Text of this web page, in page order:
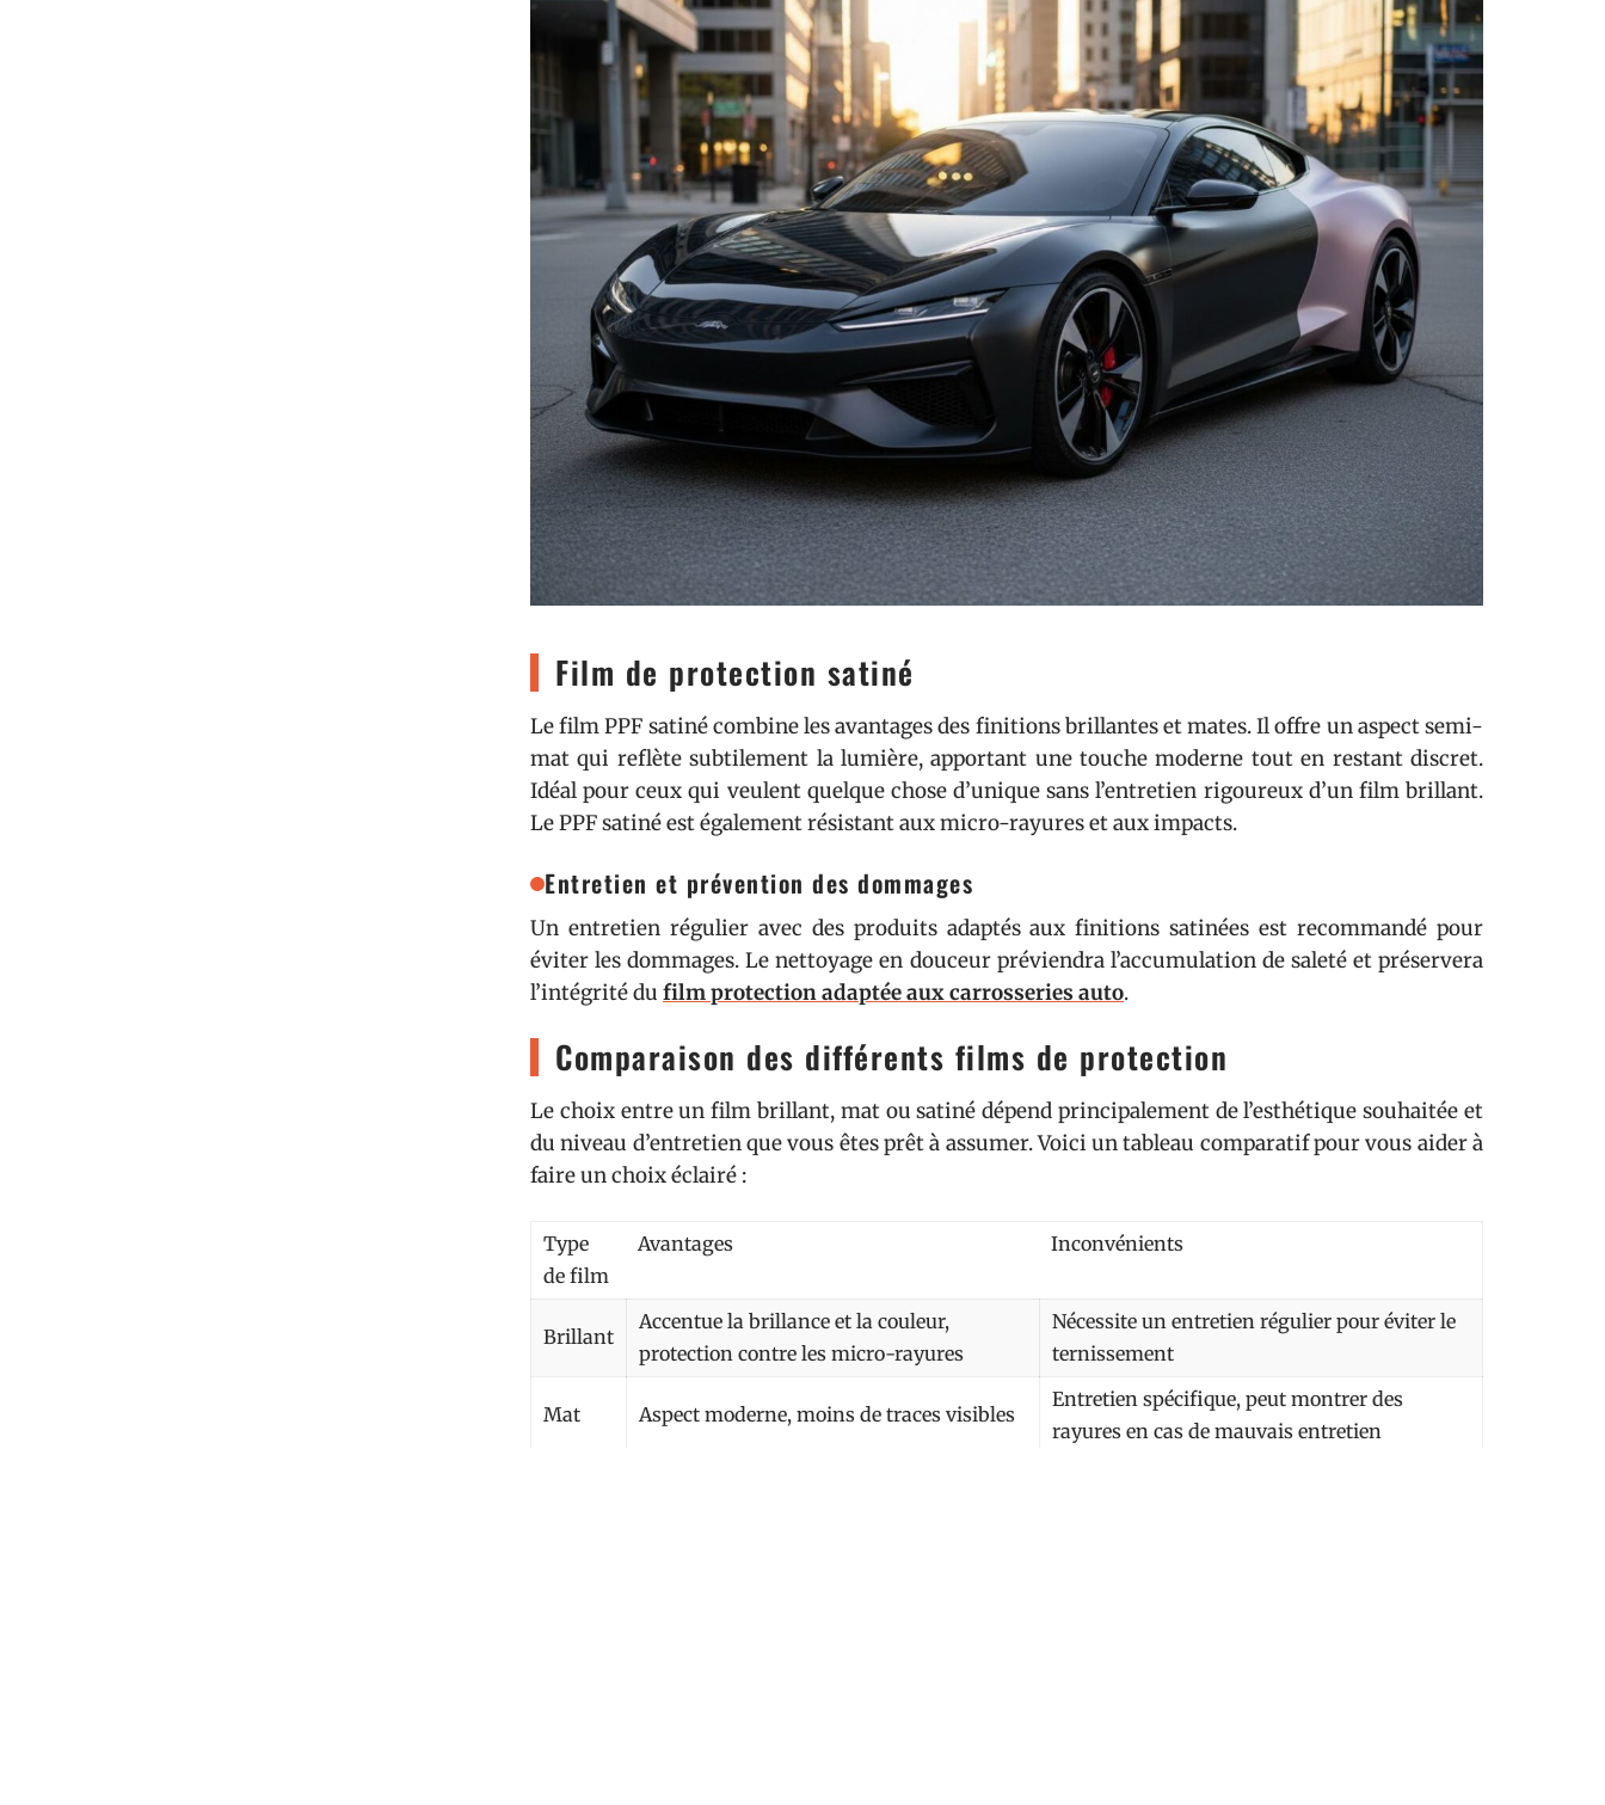
Film de protection satiné
Le film PPF satiné combine les avantages des finitions brillantes et mates. Il offre un aspect semi-
mat qui reflète subtilement la lumière, apportant une touche moderne tout en restant discret.
Idéal pour ceux qui veulent quelque chose d’unique sans l’entretien rigoureux d’un film brillant.
Le PPF satiné est également résistant aux micro-rayures et aux impacts.
Entretien et prévention des dommages
Un entretien régulier avec des produits adaptés aux finitions satinées est recommandé pour
éviter les dommages. Le nettoyage en douceur préviendra l’accumulation de saleté et préservera
l’intégrité du film protection adaptée aux carrosseries auto.
Comparaison des différents films de protection
Le choix entre un film brillant, mat ou satiné dépend principalement de l’esthétique souhaitée et
du niveau d’entretien que vous êtes prêt à assumer. Voici un tableau comparatif pour vous aider à
faire un choix éclairé :
Type
de film
Avantages Inconvénients
Brillant
Accentue la brillance et la couleur,
protection contre les micro-rayures
Nécessite un entretien régulier pour éviter le
ternissement
Mat Aspect moderne, moins de traces visibles
Entretien spécifique, peut montrer des
rayures en cas de mauvais entretien